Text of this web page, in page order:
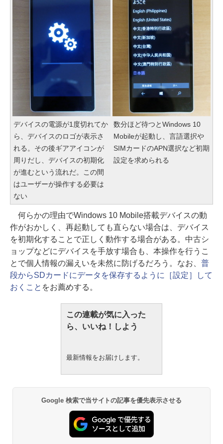
デバイスの電源が1度切れてか
ら、デバイスのロゴが表示さ
れる。その後ギアアイコンが
周りだし、デバイスの初期化
が進むという流れだ。この間
はユーザーが操作する必要は
ない
数分ほど待つとWindows 10
Mobileが起動し、言語選択や
SIMカードのAPN選択など初期
設定を求められる
何らかの理由でWindows 10 Mobile搭載デバイスの動
作がおかしく、再起動しても直らない場合は、デバイス
を初期化することで正しく動作する場合がある。中古シ
ョップなどにデバイスを手放す場合も、本操作を行うこ
とで個人情報の漏えいを未然に防げるだろう。なお、 普
段からSDカードにデータを保存するように［設定］して
おくこと をお薦めする。
この連載が気に入った
ら、いいね！しよう
最新情報をお届けします。
Google 検索で当サイトの記事を優先表示させる